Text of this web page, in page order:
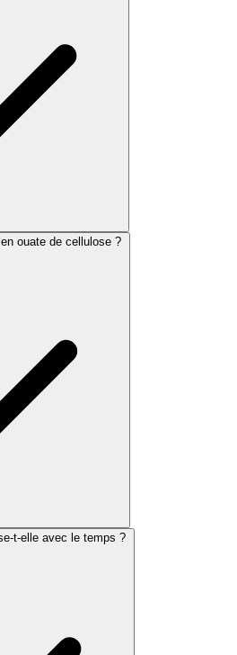
ouate de cellulose ?
t-elle avec le temps ?